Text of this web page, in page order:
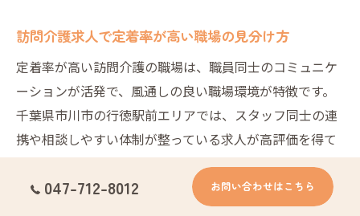
訪問介護求人で定着率が高い職場の見分け方
定着率が高い訪問介護の職場は、職員同士のコミュニケ
ーションが活発で、風通しの良い職場環境が特徴です。
千葉県市川市の行徳駅前エリアでは、スタッフ同士の連
携や相談しやすい体制が整っている求人が高評価を得て
います。
また、労働条件の透明性や福利厚生の充実度も定着率に
047-712-8012 お問い合わせはこちら